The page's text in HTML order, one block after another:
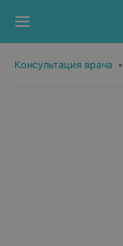
Консультация врача •